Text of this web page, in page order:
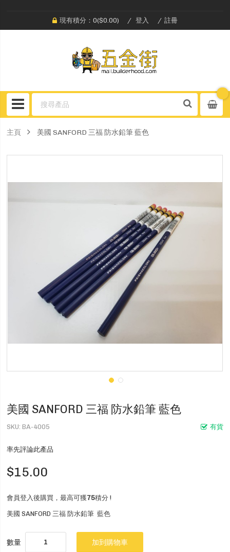
現有積分：0($0.00) 登入 註冊
主頁 美國 SANFORD 三福 防水鉛筆 藍色
美國 SANFORD 三福 防水鉛筆 藍色
有貨
SKU BA-4005
率先評論此產品
$15.00
會員登入後購買，最高可獲75積分 !
美國 SANFORD 三福 防水鉛筆 藍色
數量 加到購物車